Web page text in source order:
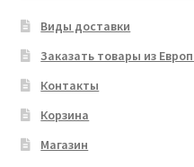
Виды доставки
Заказать товары из
Контакты
Корзина
Магазин